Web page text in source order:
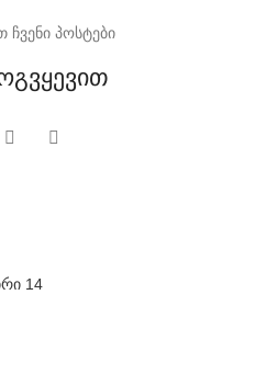
ჩვენი პოსტები
14